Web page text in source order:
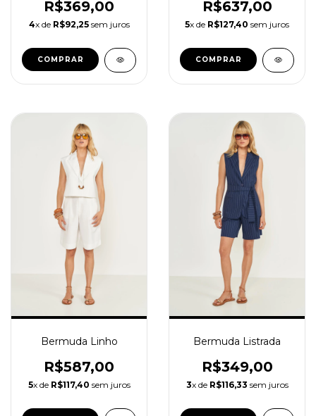
R$369,00
4x de R$92,25sem juros
COMPRAR
R$637,00
5x de R$127,40 sem juros
COMPRAR
Bermuda Linho
R$587,00
5x de R$117,40 sem juros
Bermuda Listrada
R$349,00
3x de R$116,33 sem juros